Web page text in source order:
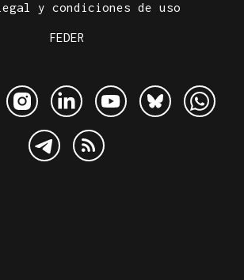
y condiciones de uso
FEDER